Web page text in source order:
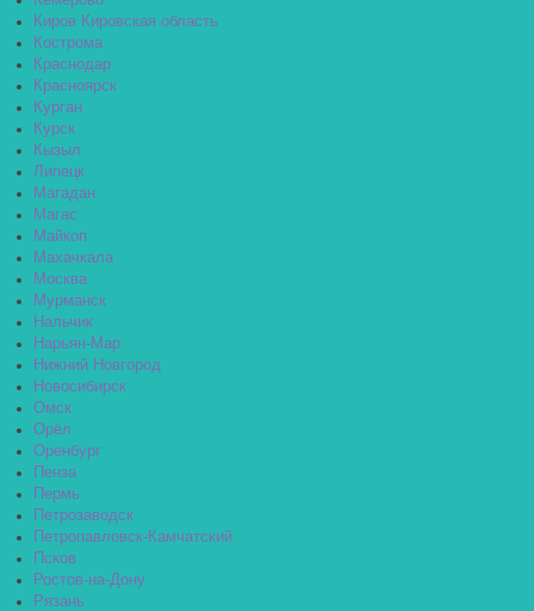
Киров Кировская область
Кострома
Краснодар
Красноярск
Курган
Курск
Кызыл
Липецк
Магадан
Магас
Майкоп
Махачкала
Москва
Мурманск
Нальчик
Нарьян-Мар
Нижний Новгород
Новосибирск
Омск
Орёл
Оренбург
Пенза
Пермь
Петрозаводск
Петропавловск-Камчатский
Псков
Ростов-на-Дону
Рязань